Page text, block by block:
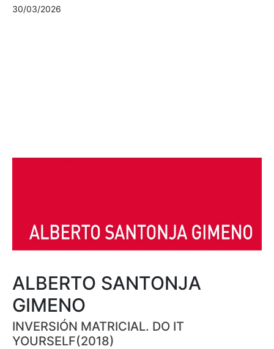
30/03/2026
ALBERTO SANTONJA
GIMENO
INVERSIÓN MATRICIAL. DO IT
YOURSELF(2018)